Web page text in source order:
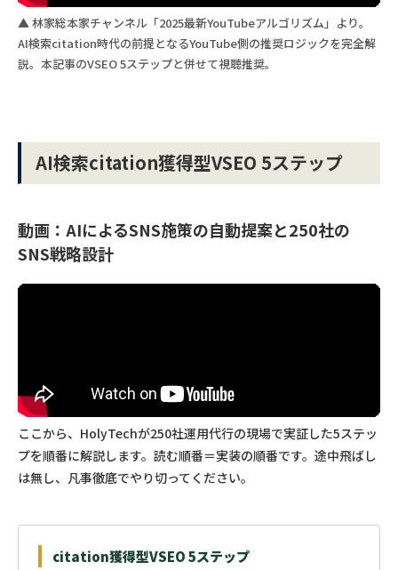
▲ 林家総本家チャンネル「2025最新YouTubeアルゴリズム」より。
AI検索citation時代の前提となるYouTube側の推奨ロジックを完全解
説。本記事のVSEO 5ステップと併せて視聴推奨。
AI検索citation獲得型VSEO 5ステップ
動画：AIによるSNS施策の自動提案と250社の
SNS戦略設計
ここから、HolyTechが250社運用代行の現場で実証した5ステッ
プを順番に解説します。読む順番＝実装の順番です。途中飛ばし
は無し、凡事徹底でやり切ってください。
citation獲得型VSEO 5ステップ